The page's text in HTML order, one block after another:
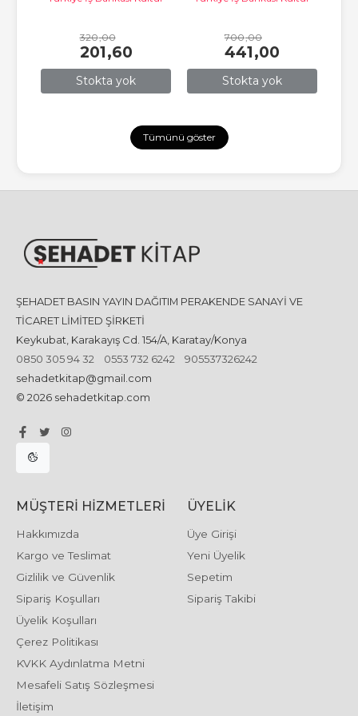
Stokta yok
320,00
201,60
Stokta yok
700,00
441,00
Tümünü göster
ŞEHADET BASIN YAYIN DAĞITIM PERAKENDE SANAYİ VE
TİCARET LİMİTED ŞİRKETİ
Keykubat, Karakayış Cd. 154/A, Karatay/Konya
0850 305 94 32
0553 732 6242
905537326242
sehadetkitap@gmail.com
© 2026 sehadetkitap.com
MÜŞTERI HIZMETLERI
Hakkımızda
Kargo ve Teslimat
Gizlilik ve Güvenlik
Sipariş Koşulları
Üyelik Koşulları
Çerez Politikası
KVKK Aydınlatma Metni
Mesafeli Satış Sözleşmesi
İletişim
ÜYELIK
Üye Girişi
Yeni Üyelik
Sepetim
Sipariş Takibi